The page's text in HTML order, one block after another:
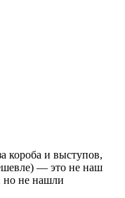
короба и выступов,
— это не наш
но не нашли